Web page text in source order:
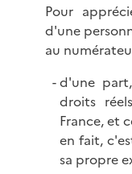
Pour
d'une
au
d'une
droits
France, et
en fait,
sa propre